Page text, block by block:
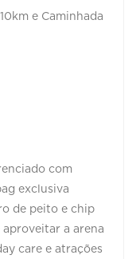
e Caminhada
com
exclusiva
de peito e chip
a arena
care e atrações